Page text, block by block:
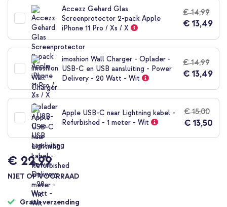
begin
van
afbeeldingen-
gallerij
Accezz Gehard Glas
Screenprotector 2-pack Apple
iPhone 11 Pro / Xs / X
€ 14,99
€ 13,49
imoshion Wall Charger - Oplader -
USB-C en USB aansluiting - Power
Delivery - 20 Watt - Wit
€ 14,99
€ 13,49
Apple USB-C naar Lightning kabel -
Refurbished - 1 meter - Wit
€ 15,00
€ 13,50
€ 22,99
NIET OP VOORRAAD
Gratis verzending